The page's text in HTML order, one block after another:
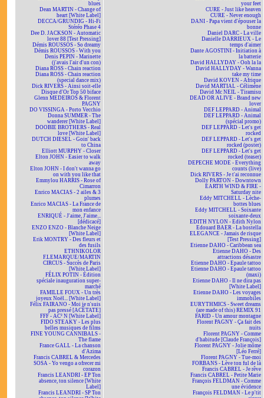
blues
Dean MARTIN - Change of
heart [White Label]
DECCA/GRUNDIG - Hi-Fi
Stéréo Phase 4
Dee D. JACKSON - Automatic
lover 88 [Test Pressing]
Démis ROUSSOS - So dreamy
Démis ROUSSOS - With you
Denis PEPIN - Marinette
(j'avais l'air d'un con)
Diana ROSS - Chain reaction
Diana ROSS - Chain reaction
(special dance mix)
Dick RIVERS - Ainsi soit-elle
Disque d'Or Top 50 biface
Glenn MEDEIROS & Florent
PAGNY
DO VISSINGA - Porto Vecchio
Donna SUMMER - The
wanderer [White Label]
DOOBIE BROTHERS - Real
love [White Label]
DUTCH DIESEL - Goin' back
to China
Elliott MURPHY - Closer
Elton JOHN - Easier to walk
away
Elton JOHN - I don't wanna go
on with you like that
Emmylou HARRIS - Rose of
Cimarron
Enrico MACIAS - 2 ailes & 3
plumes
Enrico MACIAS - La France de
mon enfance
ENRIQUÉ - J'aime, J'aime...
[dédicacé]
ENZO ENZO - Blanche Neige
[White Label]
Erik MONTRY - Des fleurs et
des fusils
ETHNIKOLOR
F.LEMARQUE/MARTIN
CIRCUS - Succès de Paris
[White Label]
FÉLIX POTIN - Édition
spéciale inauguration super-
marché
FAMILLE FOUX - Un très
joyeux Noël... [White Label]
Félix FAIRANO - Moi je n'suis
pas pressé [ACÉTATE]
FFF - AC² N [White Label]
FIDO STEAKY - Les plus
belles musiques de films
FINE YOUNG CANNIBALS -
The flame
France GALL - La chanson
d'Azima
Francis CABREL & Mercedes
SOSA - Yo vengo a ofrecer mi
corazon
Francis LEANDRI - EP Ton
absence, ton silence [White
Label]
Francis LEANDRI - SP Ton
your feet
CURE - Just like heaven
CURE - Never enough
DANI - Papa vient d'épouser la
bonne
Daniel DARC - La ville
Danielle DARRIEUX - Le
temps d'aimer
Dante AGOSTINI - Initiation à
la batterie
David HALLYDAY - Ooh la la
David HALLYDAY - Wanna
take my time
David KOVEN - Afrique
David MARTIAL - Célimène
David Mc NEIL - Tiramisu
DEAD OR ALIVE - Brand new
lover
DEF LEPPARD - Animal
DEF LEPPARD - Animal
(spécial promo)
DEF LEPPARD - Let's get
rocked
DEF LEPPARD - Let's get
rocked (poster)
DEF LEPPARD - Let's get
rocked (teaser)
DEPECHE MODE - Everything
counts (live)
Dick RIVERS - Je t'ai reconnue
Dolly PARTON - Downtown
EARTH WIND & FIRE -
Saturday nite
Eddy MITCHELL - Lèche-
bottes blues
Eddy MITCHELL - Soixante
soixante-deux
EDITH NYLON - Edith Nylon
Edouard BAER - La bostella
ELEGANCE - Jamais de risque
[Test Pressing]
Etienne DAHO - Caribbean sea
Etienne DAHO - Des
attractions désastre
Etienne DAHO - Epaule tattoo
Etienne DAHO - Epaule tattoo
(maxi)
Etienne DAHO - Il ne dira pas
[White Label]
Etienne DAHO - Les voyages
immobiles
EURYTHMICS - Sweet dreams
(are made of this) REMIX 91
FARID - Un amour montagne
Florent PAGNY - Ça fait des
nuits
Florent PAGNY - Comme
d'habitude [Claude François]
Florent PAGNY - Jolie môme
[Léo Ferré]
Florent PAGNY - Tue-moi
FORBANS - Lève ton ful de là
Francis CABREL - Je rêve
Francis CABREL - Petite Marie
François FELDMAN - Comme
une évidence
François FELDMAN - Le p'tit